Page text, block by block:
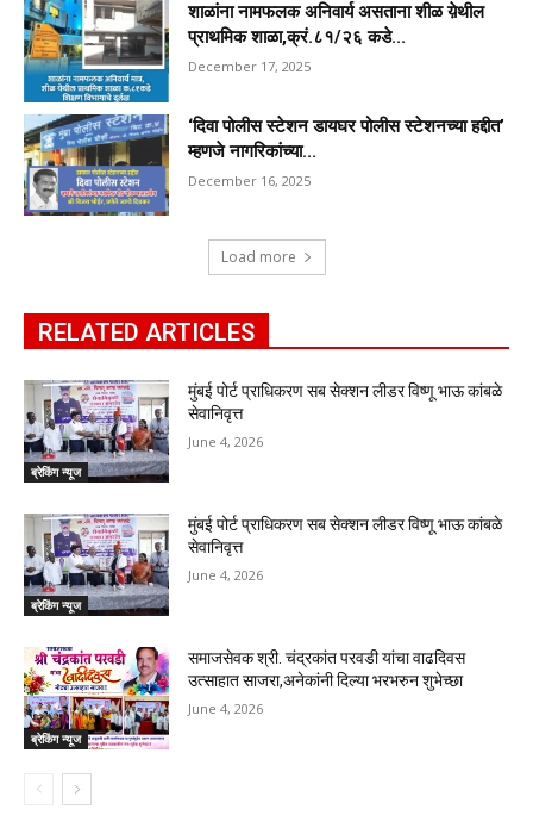
शाळांना नामफलक अनिवार्य असताना शीळ य़ेथील
प्राथमिक शाळा,क्रं.८१/२६ कडे...
December 17, 2025
‘दिवा पोलीस स्टेशन डायघर पोलीस स्टेशनच्या हद्दीत’
म्हणजे नागरिकांच्या...
December 16, 2025
Load more
RELATED ARTICLES
ब्रेकिंग न्यूज
मुंबई पोर्ट प्राधिकरण सब सेक्शन लीडर विष्णू भाऊ कांबळे
सेवानिवृत्त
June 4, 2026
ब्रेकिंग न्यूज
मुंबई पोर्ट प्राधिकरण सब सेक्शन लीडर विष्णू भाऊ कांबळे
सेवानिवृत्त
June 4, 2026
ब्रेकिंग न्यूज
समाजसेवक श्री. चंद्रकांत परवडी यांचा वाढदिवस
उत्साहात साजरा,अनेकांनी दिल्या भरभरुन शुभेच्छा
June 4, 2026